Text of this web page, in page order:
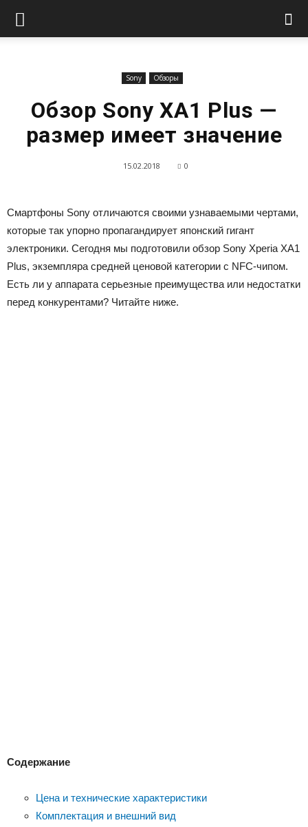
Sony Обзоры
Обзор Sony XA1 Plus —
размер имеет значение
15.02.2018 0
Смартфоны Sony отличаются своими узнаваемыми чертами,
которые так упорно пропагандирует японский гигант
электроники. Сегодня мы подготовили обзор Sony Xperia XA1
Plus, экземпляра средней ценовой категории с NFC-чипом.
Есть ли у аппарата серьезные преимущества или недостатки
перед конкурентами? Читайте ниже.
Содержание
Цена и технические характеристики
Комплектация и внешний вид